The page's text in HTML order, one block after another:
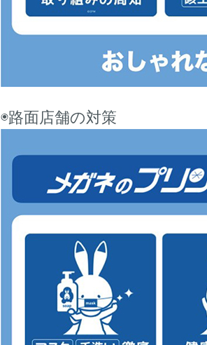
◉路面店舗の対策